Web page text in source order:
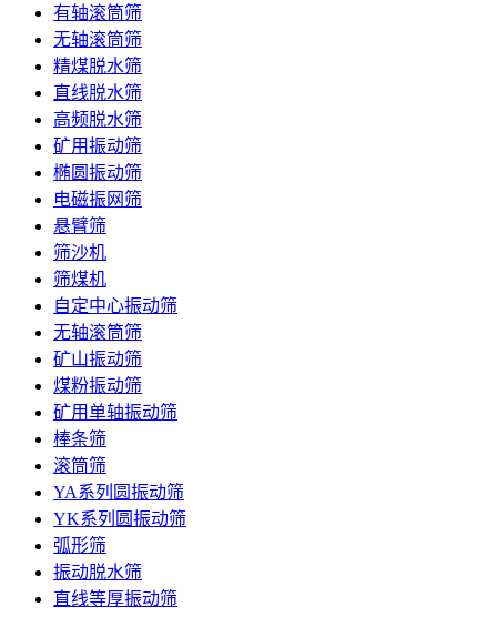
有轴滚筒筛
无轴滚筒筛
精煤脱水筛
直线脱水筛
高频脱水筛
矿用振动筛
椭圆振动筛
电磁振网筛
悬臂筛
筛沙机
筛煤机
自定中心振动筛
无轴滚筒筛
矿山振动筛
煤粉振动筛
矿用单轴振动筛
棒条筛
滚筒筛
YA系列圆振动筛
YK系列圆振动筛
弧形筛
振动脱水筛
直线等厚振动筛